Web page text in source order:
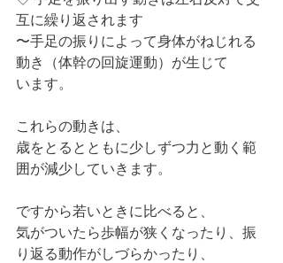
互に繰り返されます
〜手足の振りによって身体がねじれる
動き（体幹の回旋運動）が生じて
います。
これらの動きは、
歳をとるとともに少しずつ力と動く範
囲が減少していきます。
ですから若いときに比べると、
気がついたら歩幅が狭くなったり、振
り返る動作がしづらかったり、